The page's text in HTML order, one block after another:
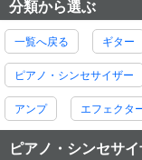
分類から選ぶ
一覧へ戻る ギター
ピアノ・シンセサイザー
アンプ エフェクタ
ピアノ・シンセサ